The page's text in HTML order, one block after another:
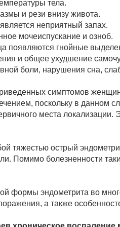
тела.
и рези внизу живота.
неприятный запах.
мочеиспускание и озноб.
появляются гнойные
и общее ухудшение
боли, нарушения сна,
симптомов
поскольку в данном
места
тяжестью острый
Помимо болезненности
формы эндометрита во
а также